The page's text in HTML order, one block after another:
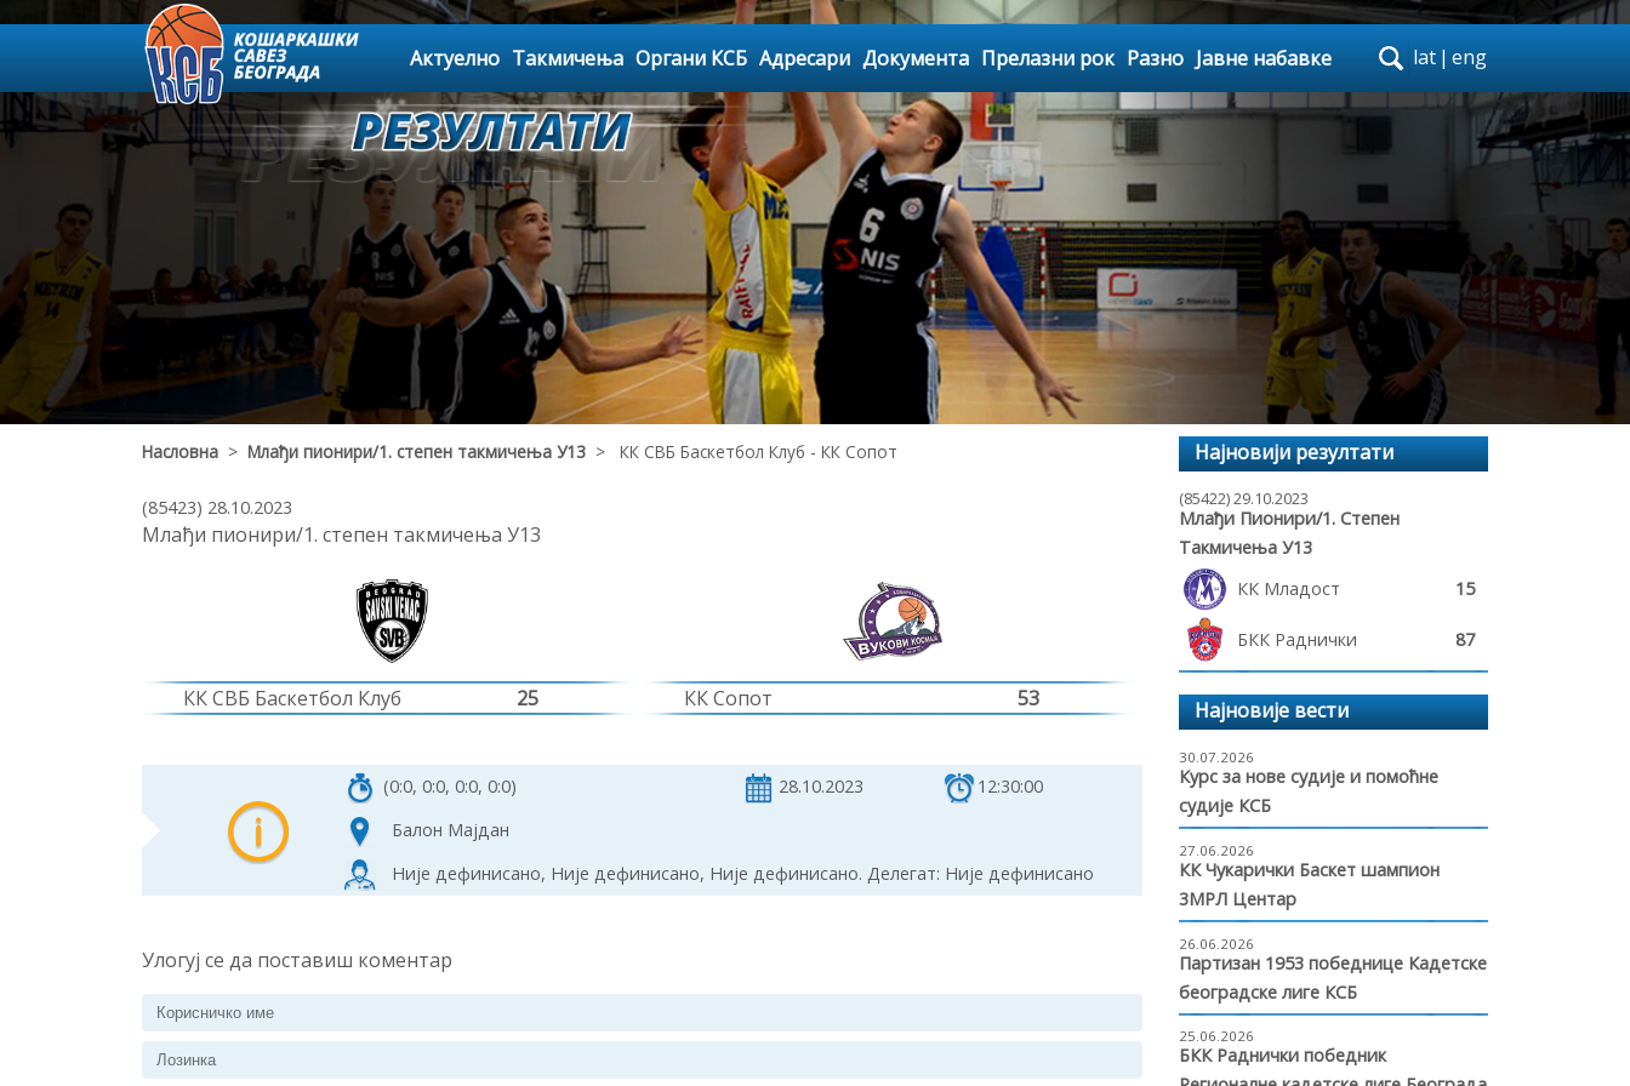
Актуелно Такмичења Органи КСБ Адресари Документа Прелазни рок Разно Јавне набавке lat | eng
Насловна > Млађи пионири/1. степен такмичења У13 > КК СВБ Баскетбол Клуб - КК Сопот
(85423) 28.10.2023
Млађи пионири/1. степен такмичења У13
КК СВБ Баскетбол Клуб 25 КК Сопот 53
(0:0, 0:0, 0:0, 0:0) 28.10.2023
12:30:00
Балон Мајдан
Није дефинисано, Није дефинисано, Није дефинисано. Делегат: Није дефинисано
Улогуј се да поставиш коментар
Најновији резултати
(85422) 29.10.2023
Млађи Пионири/1. Степен
Такмичења У13
КК Младост
15
БКК Раднички 87
Најновије вести
30.07.2026
Курс за нове судије и помоћне
судије КСБ
27.06.2026
КК Чукарички Баскет шампион
3МРЛ Центар
26.06.2026
Партизан 1953 победнице Кадетске
београдске лиге КСБ
25.06.2026
БКК Раднички победник